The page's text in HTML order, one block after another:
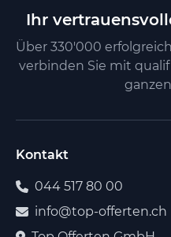
Ihr
Über 330'000
verbinden Sie mit
Kontakt
044 517 80 00
info@top-offerten.ch